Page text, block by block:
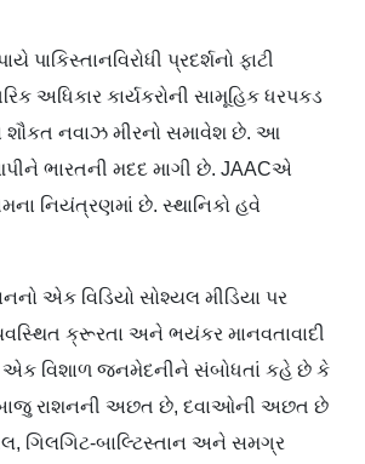
પાકિસ્તાનવિરોધી પ્રદર્શનો ફાટી
અધિકાર કાર્યકરોની સામૂહિક ધરપકડ
શૌકત નવાઝ મીરનો સમાવેશ છે. આ
ભારતની મદદ માગી છે. JAACએ
નિયંત્રણમાં છે. સ્થાનિકો હવે
એક વિડિયો સોશ્યલ મીડિયા પર
ક્રૂરતા અને ભયંકર માનવતાવાદી
એક વિશાળ જનમેદનીને સંબોધતાં કહે છે કે
બાજુ રાશનની અછત છે, દવાઓની અછત છે
ગિલગિટ-બાલ્ટિસ્તાન અને સમગ્ર